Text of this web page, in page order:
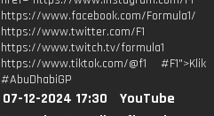
https://www.facebook.com/Formula1/
https://www.twitter.com/F1
https://www.twitch.tv/formula1
https://www.tiktok.com/@f1
#AbuDhabiGP
07-12-2024 17:30
YouTube